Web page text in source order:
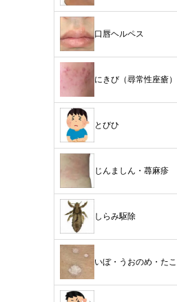
口唇ヘルペス
にきび（尋常性座瘡）
とびひ
じんましん・蕁麻疹
しらみ駆除
いぼ・うおのめ・たこ